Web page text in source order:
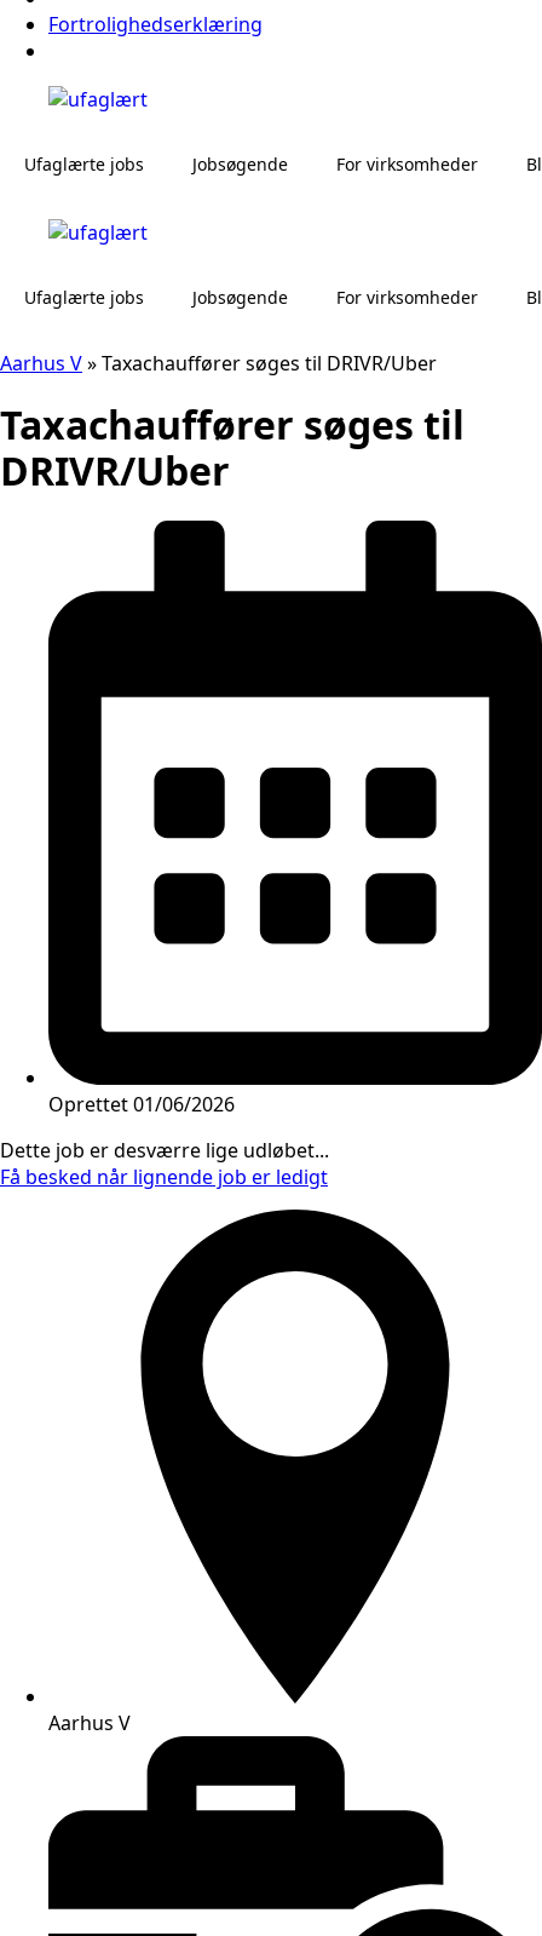
Fortrolighedserklæring
Ufaglærte jobs Jobsøgende For virksomheder
Ufaglærte jobs Jobsøgende For virksomheder
Aarhus V»Taxachauffører søges til DRIVR/Uber
Taxachauffører søges til
DRIVR/Uber
Oprettet01/06/2026
Dette job er desværre lige udløbet...
Få besked når lignende job er ledigt
Aarhus V